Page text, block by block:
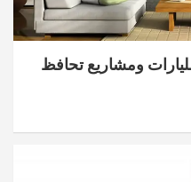
ومشاريع تحافظ